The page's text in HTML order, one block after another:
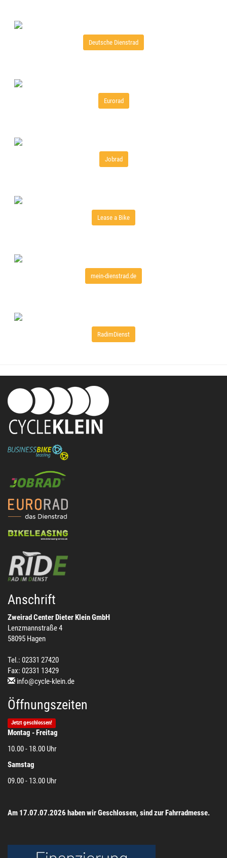
Deutsche Dienstrad
Eurorad
Jobrad
Lease a Bike
mein-dienstrad.de
RadimDienst
Anschrift
Zweirad Center Dieter Klein GmbH
Lenzmannstraße 4
58095 Hagen
Tel.: 02331 27420
Fax: 02331 13429
info@cycle-klein.de
Öffnungszeiten
Jetzt geschlossen!
Montag - Freitag
10.00 - 18.00 Uhr
Samstag
09.00 - 13.00 Uhr
Am 17.07.07.2026 haben wir Geschlossen, sind zur Fahrradmesse.